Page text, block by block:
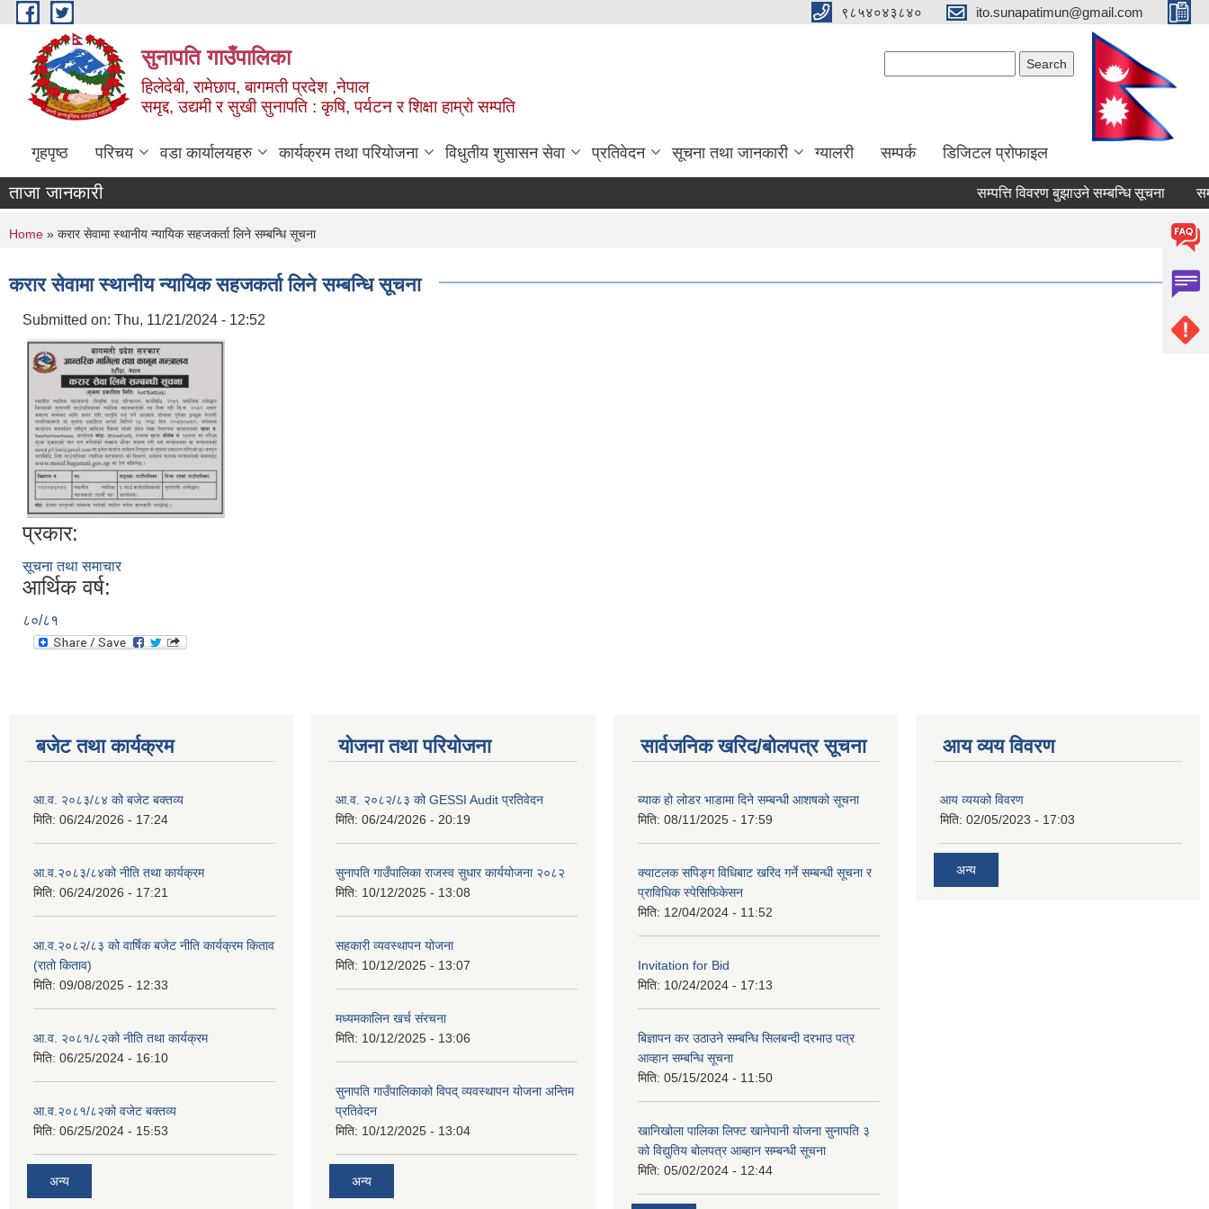
Skip to main content ९८५४०४३८४० ito.sunapatimun@gmail.com
सुनापति गाउँपालिका
हिलेदेबी, रामेछाप, बागमती प्रदेश ,नेपाल
समृद्द, उद्यमी र सुखी सुनापति : कृषि, पर्यटन र शिक्षा हाम्रो सम्पति
गृहपृष्ठ परिचय वडा कार्यालयहरु कार्यक्रम तथा परियोजना विधुतीय शुसासन सेवा प्रतिवेदन सूचना तथा जानकारी ग्यालरी सम्पर्क डिजिटल प्रोफाइल
ताजा जानकारी सम्पत्ति विवरण बुझाउने सम्बन्धि सूचना
You are here
Home » करार सेवामा स्थानीय न्यायिक सहजकर्ता लिने सम्बन्धि सूचना
करार सेवामा स्थानीय न्यायिक सहजकर्ता लिने सम्बन्धि सूचना
Submitted on: Thu, 11/21/2024 - 12:52
प्रकार:
सूचना तथा समाचार
आर्थिक वर्ष:
८०/८१
बजेट तथा कार्यक्रम
आ.व. २०८३/८४ को बजेट बक्तव्य
मिति: 06/24/2026 - 17:24
आ.व.२०८३/८४को नीति तथा कार्यक्रम
मिति: 06/24/2026 - 17:21
आ.व.२०८२/८३ को वार्षिक बजेट नीति कार्यक्रम किताव
(रातो किताव)
मिति: 09/08/2025 - 12:33
आ.व. २०८१/८२को नीति तथा कार्यक्रम
मिति: 06/25/2024 - 16:10
आ.व.२०८१/८२को वजेट बक्तव्य
मिति: 06/25/2024 - 15:53
अन्य
योजना तथा परियोजना
आ.व. २०८२/८३ को GESSI Audit प्रतिवेदन
मिति: 06/24/2026 - 20:19
सुनापति गाउँपालिका राजस्व सुधार कार्ययोजना २०८२
मिति: 10/12/2025 - 13:08
सहकारी व्यवस्थापन योजना
मिति: 10/12/2025 - 13:07
मध्यमकालिन खर्च संरचना
मिति: 10/12/2025 - 13:06
सुनापति गाउँपालिकाको विपद् व्यवस्थापन योजना अन्तिम
प्रतिवेदन
मिति: 10/12/2025 - 13:04
अन्य
सार्वजनिक खरिद/बोलपत्र सूचना
ब्याक हो लोडर भाडामा दिने सम्बन्धी आशषको सूचना
मिति: 08/11/2025 - 17:59
क्याटलक सपिङ्ग विधिबाट खरिद गर्ने सम्बन्धी सूचना र
प्राविधिक स्पेसिफिकेसन
मिति: 12/04/2024 - 11:52
Invitation for Bid
मिति: 10/24/2024 - 17:13
बिज्ञापन कर उठाउने सम्बन्धि सिलबन्दी दरभाउ पत्र
आव्हान सम्बन्धि सूचना
मिति: 05/15/2024 - 11:50
खानिखोला पालिका लिफ्ट खानेपानी योजना सुनापति ३
को विद्युतिय बोलपत्र आब्हान सम्बन्धी सूचना
मिति: 05/02/2024 - 12:44
आय व्यय विवरण
आय व्ययको विवरण
मिति: 02/05/2023 - 17:03
अन्य